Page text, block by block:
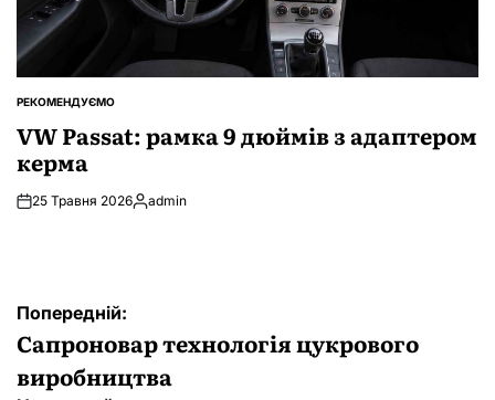
ОПУБЛІКУВАТИ
РЕКОМЕНДУЄМО
VW Passat: рамка 9 дюймів з адаптером
керма
25 Травня 2026Опубліковано
admin
Навігація
записів
Попередній:
Сапроновар технологія цукрового
виробництва